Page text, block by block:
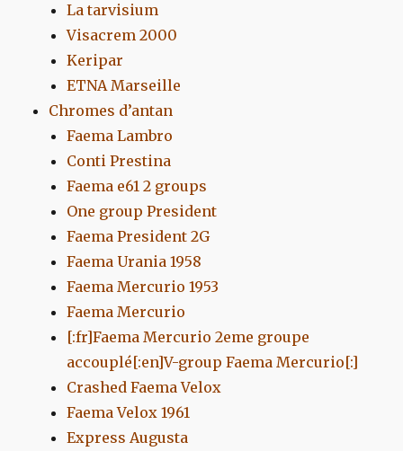
La tarvisium
Visacrem 2000
Keripar
ETNA Marseille
Chromes d’antan
Faema Lambro
Conti Prestina
Faema e61 2 groups
One group President
Faema President 2G
Faema Urania 1958
Faema Mercurio 1953
Faema Mercurio
[:fr]Faema Mercurio 2eme groupe
accouplé[:en]V-group Faema Mercurio[:]
Crashed Faema Velox
Faema Velox 1961
Express Augusta